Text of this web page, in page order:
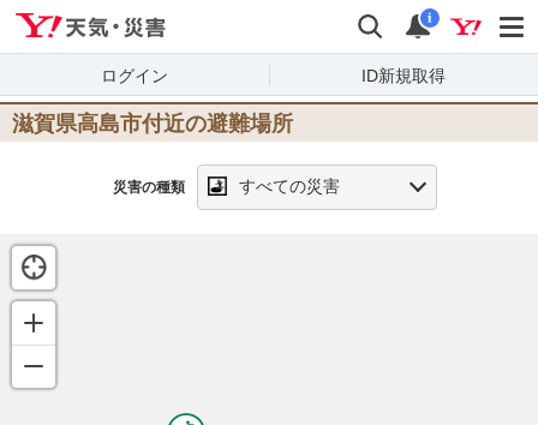
検索 通知
i
ログイン ID新規取得
滋賀県高島市付近の避難場所
災害の種類 すべての災害